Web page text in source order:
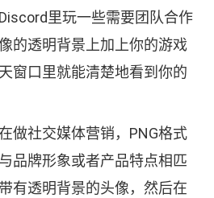
里玩一些需要团队合作
的透明背景上加上你的游戏
窗口里就能清楚地看到你的
做社交媒体营销，PNG格式
品牌形象或者产品特点相匹
有透明背景的头像，然后在